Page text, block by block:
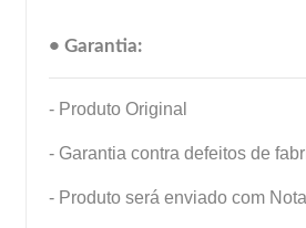
• Garantia:
- Produto Original
- Garantia contra defeitos de
- Produto será enviado com